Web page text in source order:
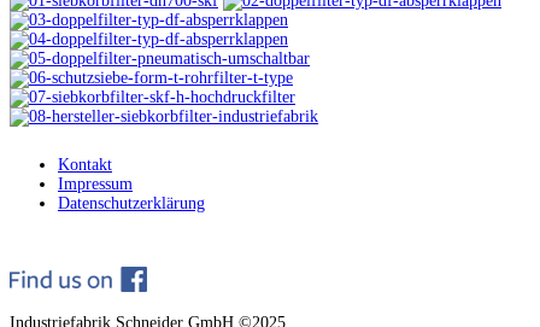
Kontakt
Impressum
Datenschutzerklärung
Industriefabrik Schneider GmbH ©2025